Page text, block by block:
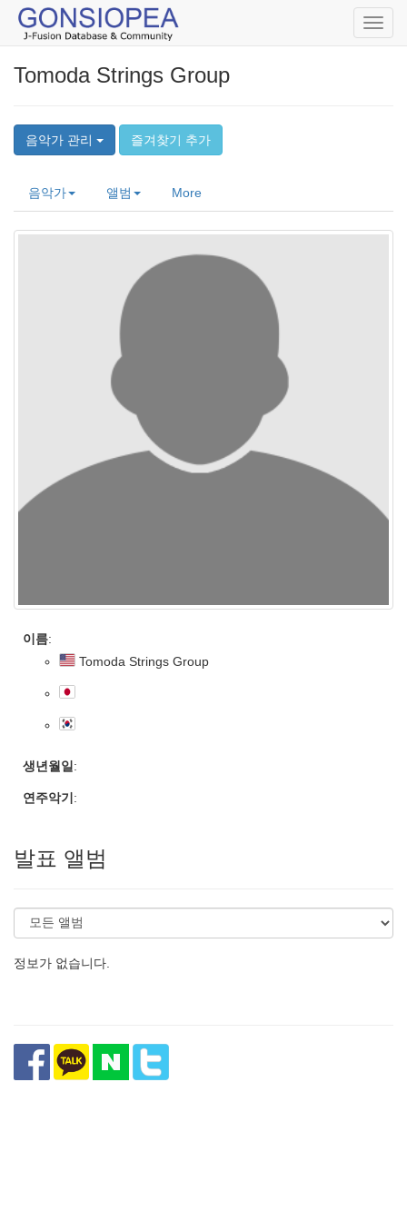
Tomoda Strings Group
음악가 관리 즐겨찾기 추가
음악가 앨범 More
이름:
Tomoda Strings Group
생년월일 :
연주악기 :
발표 앨범
정보가 없습니다.